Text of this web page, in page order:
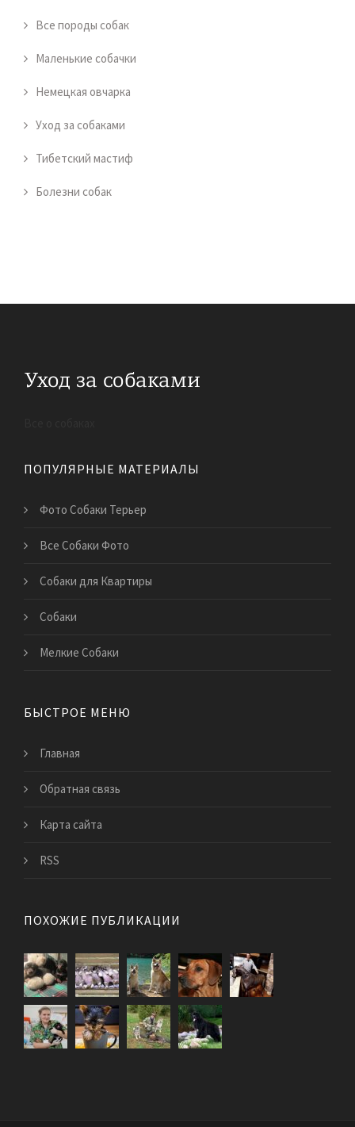
Все породы собак
Маленькие собачки
Немецкая овчарка
Уход за собаками
Тибетский мастиф
Болезни собак
ПОПУЛЯРНЫЕ МАТЕРИАЛЫ
Фото Собаки Терьер
Все Собаки Фото
Собаки для Квартиры
Cобаки
Мелкие Собаки
БЫСТРОЕ МЕНЮ
Главная
Обратная связь
Карта сайта
RSS
ПОХОЖИЕ ПУБЛИКАЦИИ